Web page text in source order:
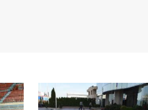
This